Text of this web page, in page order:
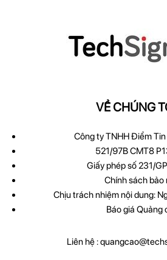
VỀ CHÚNG
Công ty TNHH Điểm
521/97B CMT8
Giấy phép số 231/
Chính sách bảo
Chịu trách nhiệm nội dung:
Báo giá Quảng
Liên hệ :